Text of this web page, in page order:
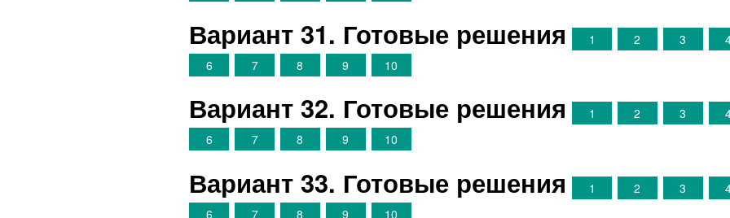
Вариант 31. Готовые решения 1 2 3
6
7 8 9 10
Вариант 32. Готовые решения 1 2 3
6
7 8 9 10
Вариант 33. Готовые решения 1 2 3
6
7 8 9 10